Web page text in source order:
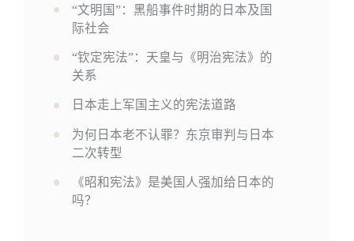
“文明国”：黑船事件时期的日本及国
际社会
“钦定宪法”：天皇与《明治宪法》的
关系
日本走上军国主义的宪法道路
为何日本老不认罪？东京审判与日本
二次转型
《昭和宪法》是美国人强加给日本的
吗？